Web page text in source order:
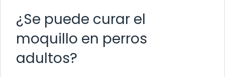
¿Se puede curar el
moquillo en perros
adultos?